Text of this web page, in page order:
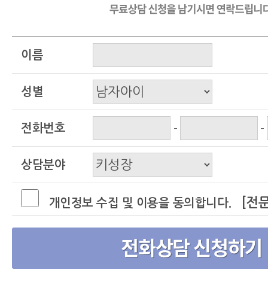
이름
성별
전화번호 - -
상담분야
개인정보 수집 및 이용을 동의합니다. [전